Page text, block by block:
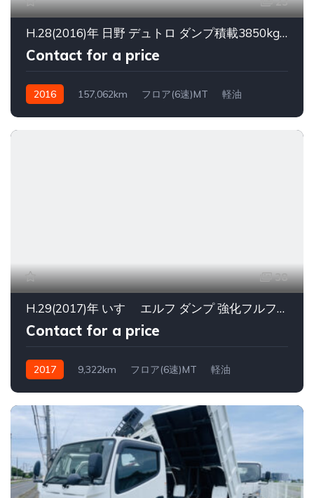
H.28(2016)年 日野 デュトロ ダンプ積載3850kgローダーダンプ ETC
Contact for a price
2016 157,062km フロア(6速)MT 軽油
38
H.29(2017)年 いすゞ エルフ ダンプ 強化フルフラットロー3000KG
Contact for a price
2017 9,322km フロア(6速)MT 軽油